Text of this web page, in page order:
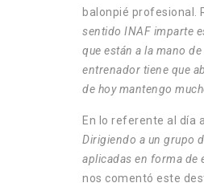
balonpié profesional.
sentido INAF imparte
que están a la mano
entrenador tiene que
de hoy mantengo
En lo referente al día
Dirigiendo a un grupo
aplicadas en forma de
nos comentó este